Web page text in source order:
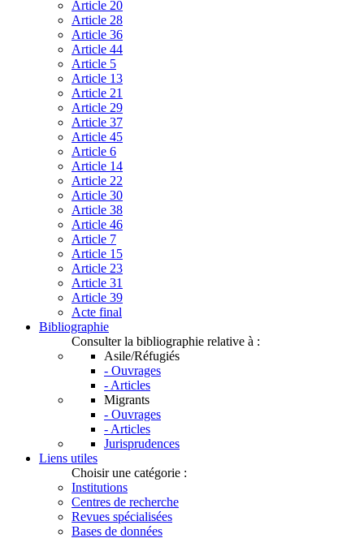
Article 20
Article 28
Article 36
Article 44
Article 5
Article 13
Article 21
Article 29
Article 37
Article 45
Article 6
Article 14
Article 22
Article 30
Article 38
Article 46
Article 7
Article 15
Article 23
Article 31
Article 39
Acte final
Bibliographie
Consulter la bibliographie relative à :
Asile/Réfugiés
- Ouvrages
- Articles
Migrants
- Ouvrages
- Articles
Jurisprudences
Liens utiles
Choisir une catégorie :
Institutions
Centres de recherche
Revues spécialisées
Bases de données